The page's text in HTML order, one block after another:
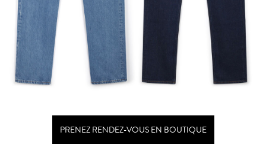
PRENEZ RENDEZ-VOUS EN BOUTIQUE